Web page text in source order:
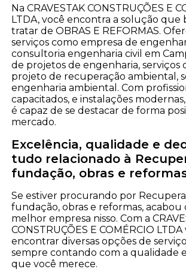
Na CRAVESTAK CONSTRUÇÕES E
LTDA, você encontra a solução que
tratar de OBRAS E REFORMAS.
serviços como empresa de
consultoria engenharia civil em
de projetos de engenharia, serviços
projeto de recuperação ambiental,
engenharia ambiental. Com
capacitados, e instalações
é capaz de se destacar de forma
mercado.
Excelência, qualidade e
tudo relacionado à
fundação, obras e
Se estiver procurando por
fundação, obras e reformas, acabou
melhor empresa nisso. Com a
CONSTRUÇÕES E COMÉRCIO
encontrar diversas opções de
sempre contando com a qualidade
que você merece.